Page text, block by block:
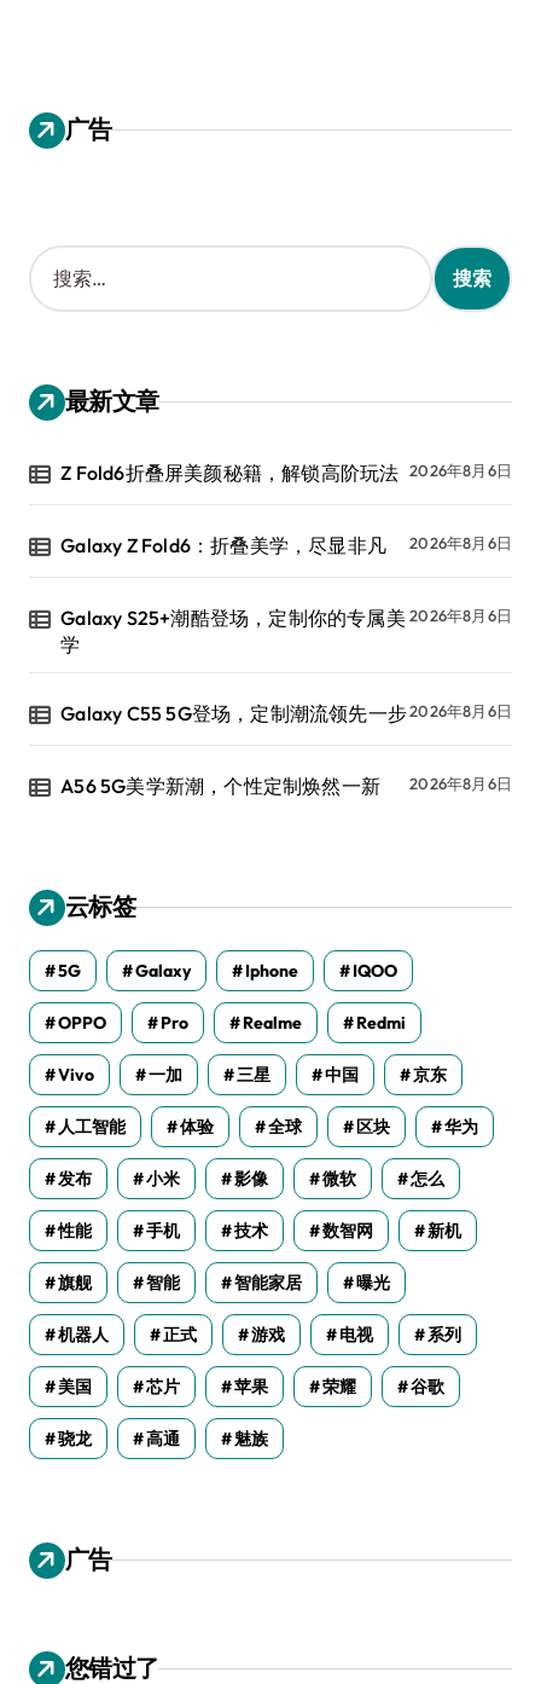
广告
搜
索
：
最新文章
Z Fold6折叠屏美颜秘籍，解锁高阶玩法 2026年8月6日
Galaxy Z Fold6：折叠美学，尽显非凡 2026年8月6日
Galaxy S25+潮酷登场，定制你的专属美
学
2026年8月6日
Galaxy C55 5G登场，定制潮流领先一步2026年8月6日
A56 5G美学新潮，个性定制焕然一新 2026年8月6日
云标签
5G Galaxy Iphone IQOO
OPPO Pro Realme Redmi
Vivo 一加 三星 中国 京东
人工智能 体验 全球 区块 华为
发布 小米 影像 微软 怎么
性能 手机 技术 数智网 新机
旗舰 智能 智能家居 曝光
机器人 正式 游戏 电视 系列
美国 芯片 苹果 荣耀 谷歌
骁龙 高通 魅族
广告
您错过了